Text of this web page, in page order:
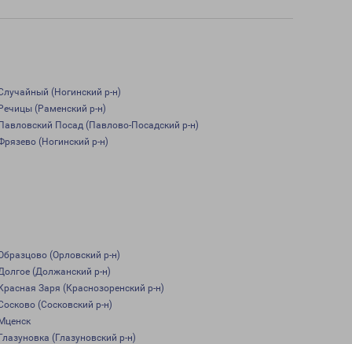
(Ногинский р-н)
(Раменский р-н)
Посад (Павлово-Посадский р-н)
(Ногинский р-н)
(Орловский р-н)
(Должанский р-н)
Заря (Краснозоренский р-н)
(Сосковский р-н)
(Глазуновский р-н)